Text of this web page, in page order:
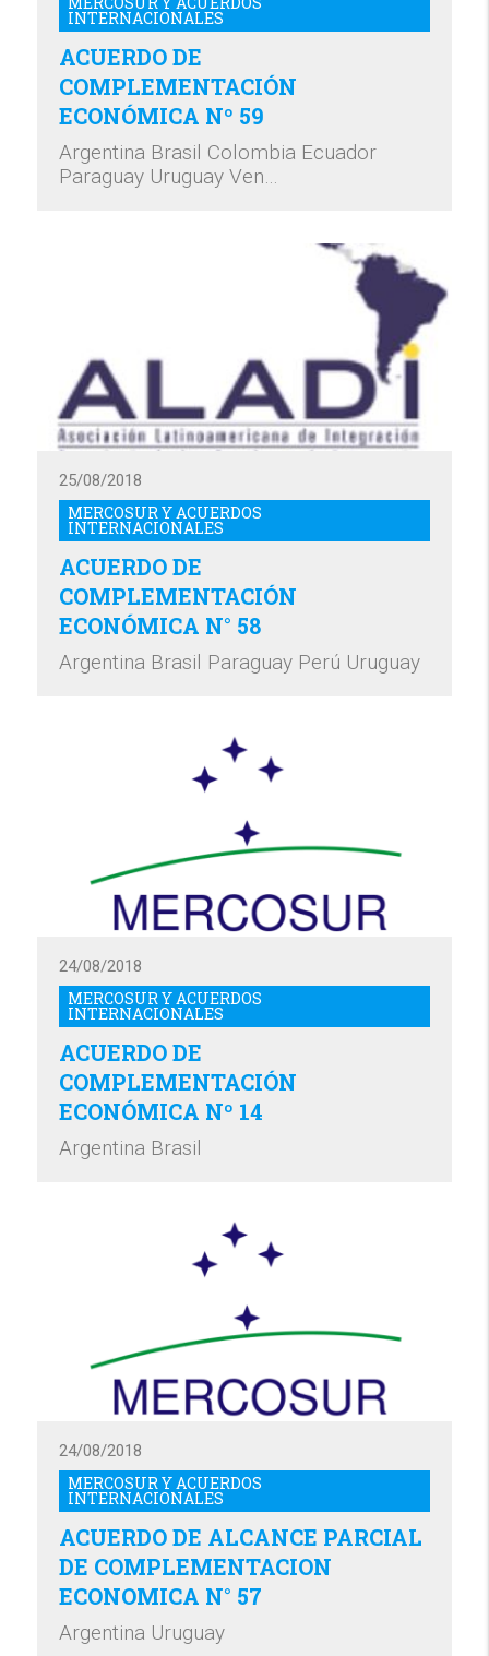
INTERNACIONALES
ACUERDO DE
COMPLEMENTACIÓN
ECONÓMICA Nº 59
Argentina Brasil Colombia Ecuador
Paraguay Uruguay Ven…
MERCOSUR Y ACUERDOS
INTERNACIONALES
25/08/2018
ACUERDO DE
COMPLEMENTACIÓN
ECONÓMICA N° 58
Argentina Brasil Paraguay Perú Uruguay
MERCOSUR Y ACUERDOS
INTERNACIONALES
24/08/2018
ACUERDO DE
COMPLEMENTACIÓN
ECONÓMICA Nº 14
Argentina Brasil
MERCOSUR Y ACUERDOS
INTERNACIONALES
24/08/2018
ACUERDO DE ALCANCE PARCIAL
DE COMPLEMENTACION
ECONOMICA N° 57
Argentina Uruguay